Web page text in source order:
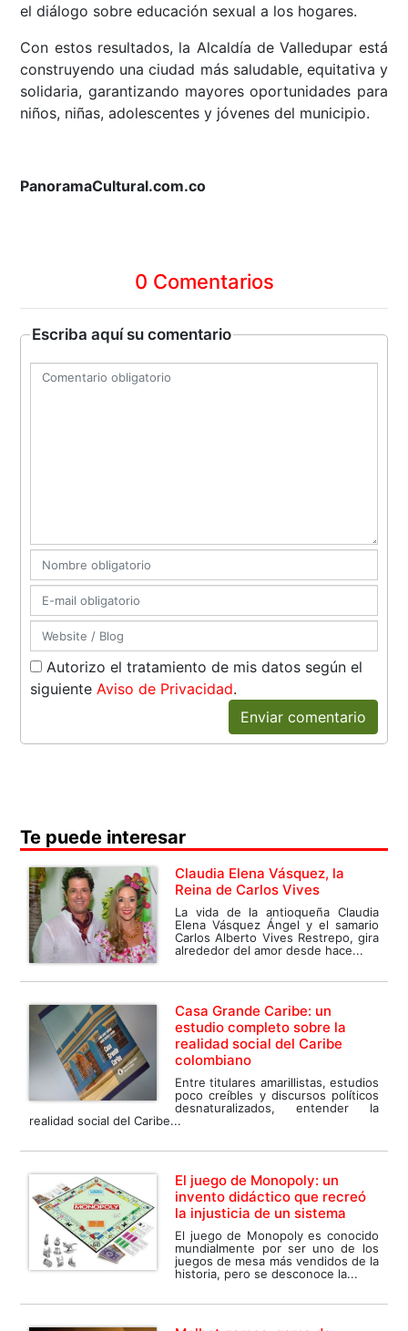
el diálogo sobre educación sexual a los hogares.
Con estos resultados, la Alcaldía de Valledupar está
construyendo una ciudad más saludable, equitativa y
solidaria, garantizando mayores oportunidades para
niños, niñas, adolescentes y jóvenes del municipio.
PanoramaCultural.com.co
0 Comentarios
Escriba aquí su comentario
Autorizo el tratamiento de mis datos según el
siguienteAviso de Privacidad.
Enviar comentario
Te puede interesar
Claudia Elena Vásquez, la
Reina de Carlos Vives
La vida de la antioqueña Claudia
Elena Vásquez Ángel y el samario
Carlos Alberto Vives Restrepo, gira
alrededor del amor desde hace...
Casa Grande Caribe: un
estudio completo sobre la
realidad social del Caribe
colombiano
Entre titulares amarillistas, estudios
poco creíbles y discursos políticos
desnaturalizados, entender la
realidad social del Caribe...
El juego de Monopoly: un
invento didáctico que recreó
la injusticia de un sistema
El juego de Monopoly es conocido
mundialmente por ser uno de los
juegos de mesa más vendidos de la
historia, pero se desconoce la...